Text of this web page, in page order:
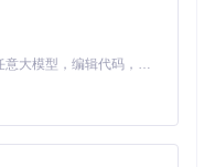
觉体验。
过减少体素分辨率和锥
效果。
Claude Code 的开源替代方案。连接任意大模型，编辑代码，运行命令，自动验证 — 全自动执行。用 Rust 构建，极致性能。 ｜ An open-source alternative to Claude Code. Connect any LLM, edit code, run commands, and verify changes — autonomously. Built in Rust for speed. Get Started